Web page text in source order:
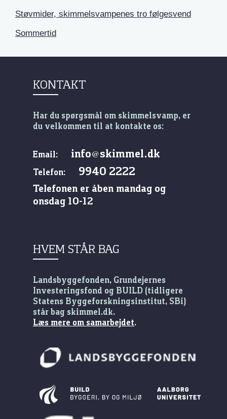
Støvmider, skimmelsvampenes tro følgesvend
Sommertid
KONTAKT
Har du spørgsmål om skimmelsvamp, er
du velkommen til at kontakte os:
Email: info@skimmel.dk
Telefon: 9940 2222
Telefonen er åben mandag og
onsdag 10-12
HVEM STÅR BAG
Landsbyggefonden, Grundejernes
Investeringsfond og BUILD (tidligere
Statens Byggeforskningsinstitut, SBi)
står bag skimmel.dk.
Læs mere om samarbejdet.